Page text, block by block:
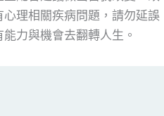
理相關疾病問題，請勿延誤
力與機會去翻轉人生。